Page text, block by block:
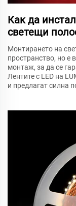
Как да
светещи
Монтирането на
пространство, но е
монтаж, за да се
Лентите с LED на
и предлагат силна